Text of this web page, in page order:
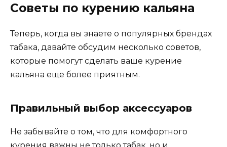
Советы по курению кальяна
Теперь, когда вы знаете о популярных брендах
табака, давайте обсудим несколько советов,
которые помогут сделать ваше курение
кальяна еще более приятным.
Правильный выбор аксессуаров
Не забывайте о том, что для комфортного
курения важны не только табак, но и